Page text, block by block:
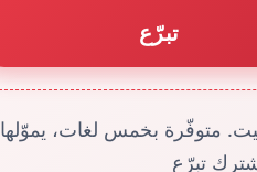
تبرّع
متوفّرة بخمس لغات، يموّلها
تبرّع